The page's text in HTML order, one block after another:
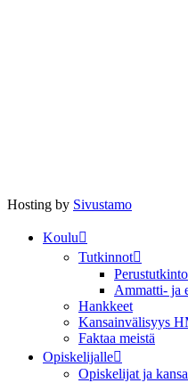
Hosting by Sivustamo
Koulu
Tutkinnot
Perustutkinto
Ammatti- ja
Hankkeet
Kansainvälisyys
Faktaa meistä
Opiskelijalle
Opiskelijat ja